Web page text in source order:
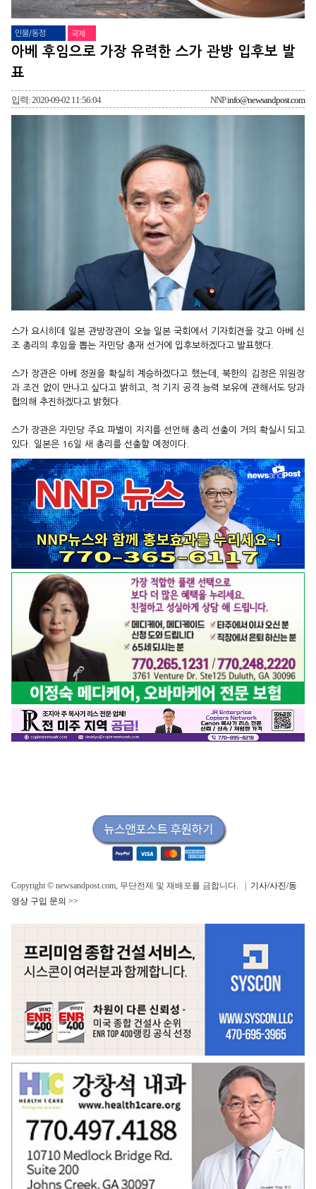
인물/동정 국제
아베 후임으로 가장 유력한 스가 관방 입후보 발
표
입력: 2020-09-02 11:56:04 NNPinfo@newsandpost.com
스가 요시히데 일본 관방장관이 오늘 일본 국회에서 기자회견을 갖고 아베 신
조 총리의 후임을 뽑는 자민당 총재 선거에 입후보하겠다고 발표했다.
스가 장관은 아베 정권을 확실히 계승하겠다고 했는데,북한의 김정은 위원장
과 조건 없이 만나고 싶다고 밝히고, 적 기지 공격 능력보유에 관해서도 당과
협의해 추진하겠다고 밝혔다.
스가 장관은 자민당 주요 파벌이 지지를 선언해 총리 선출이 거의 확실시 되고
있다. 일본은 16일 새 총리를 선출할 예정이다.
Copyright © newsandpost.com, 무단전제 및 재배포를 금합니다. | 기사/사진/동
영상 구입 문의 >>